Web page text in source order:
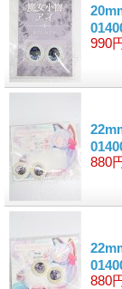
990
880
880